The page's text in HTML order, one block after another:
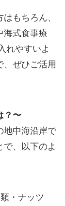
もちろん、
海式食事療
れやすいよ
、ぜひご活用
？〜
地中海沿岸で
、以下のよ
・ナッツ